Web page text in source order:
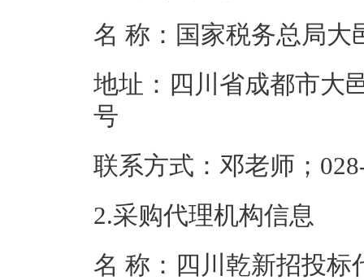
名 称：国家税务
地址：四川省成都市大
号
联系方式：邓老
2.采购代理机构信息
名 称：四川乾新招投标